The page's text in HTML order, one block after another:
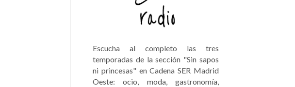
Escucha al completo las tres
temporadas de la sección "Sin sapos
ni princesas" en Cadena SER Madrid
Oeste: ocio, moda, gastronomía,